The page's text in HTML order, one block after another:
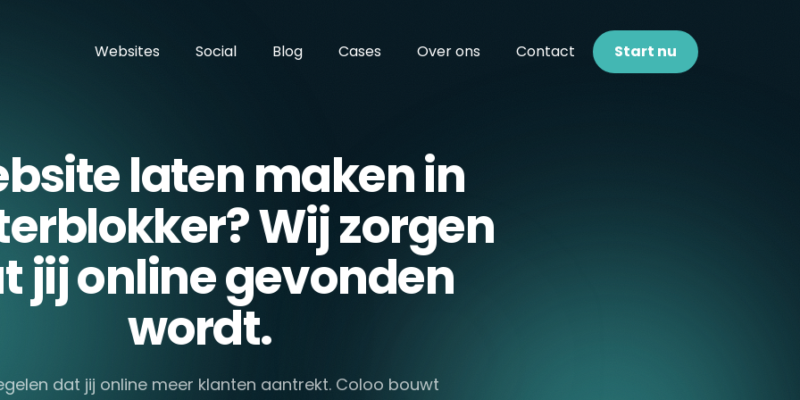
Websites
Social Blog Cases Over ons Contact Start nu
laten maken in
Wij zorgen
jij online gevonden
wordt.
dat jij online meer klanten aantrekt. Coloo bouwt